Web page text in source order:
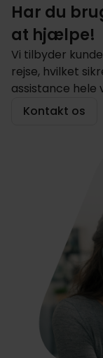
Har du
at hjælpe!
Vi tilbyder
rejse, hvilket
assistance hele
Kontakt os